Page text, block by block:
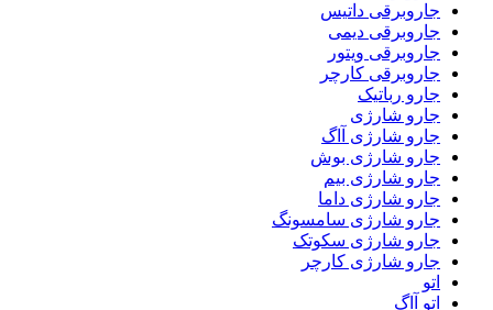
جاروبرقی داتیس
جاروبرقی دیمی
جاروبرقی ویتور
جاروبرقی کارچر
جارو رباتیک
جارو شارژی
جارو شارژی آاگ
جارو شارژی بوش
جارو شارژی بیم
جارو شارژی داما
جارو شارژی سامسونگ
جارو شارژی سکوتک
جارو شارژی کارچر
اتو
اتو آاگ